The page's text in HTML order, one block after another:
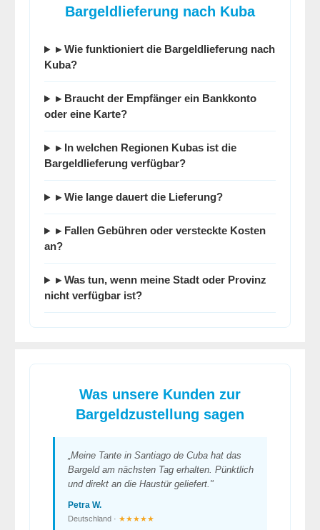
Bargeldlieferung nach Kuba
▸ Wie funktioniert die Bargeldlieferung nach
Kuba?
▸ Braucht der Empfänger ein Bankkonto
oder eine Karte?
▸ In welchen Regionen Kubas ist die
Bargeldlieferung verfügbar?
▸ Wie lange dauert die Lieferung?
▸ Fallen Gebühren oder versteckte Kosten
an?
▸ Was tun, wenn meine Stadt oder Provinz
nicht verfügbar ist?
Was unsere Kunden zur
Bargeldzustellung sagen
„Meine Tante in Santiago de Cuba hat das
Bargeld am nächsten Tag erhalten. Pünktlich
und direkt an die Haustür geliefert."
Petra W.
Deutschland · ★★★★★